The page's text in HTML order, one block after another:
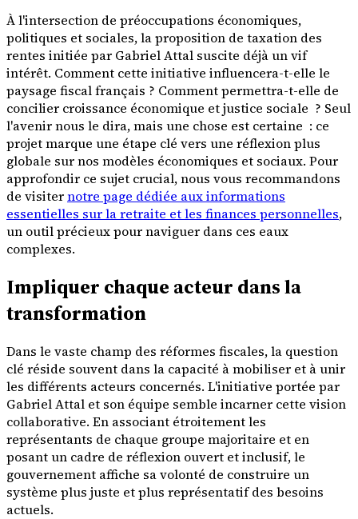
À l'intersection de préoccupations économiques,
politiques et sociales, la proposition de taxation des
rentes initiée par Gabriel Attal suscite déjà un vif
intérêt. Comment cette initiative influencera-t-elle le
paysage fiscal français ? Comment permettra-t-elle de
concilier croissance économique et justice sociale ? Seul
l'avenir nous le dira, mais une chose est certaine : ce
projet marque une étape clé vers une réflexion plus
globale sur nos modèles économiques et sociaux. Pour
approfondir ce sujet crucial, nous vous recommandons
de visiternotre page dédiée aux informations
essentielles sur la retraite et les finances personnelles,
un outil précieux pour naviguer dans ces eaux
complexes.
Impliquer chaque acteur dans la
transformation
Dans le vaste champ des réformes fiscales, la question
clé réside souvent dans la capacité à mobiliser et à unir
les différents acteurs concernés. L'initiative portée par
Gabriel Attal et son équipe semble incarner cette vision
collaborative. En associant étroitement les
représentants de chaque groupe majoritaire et en
posant un cadre de réflexion ouvert et inclusif, le
gouvernement affiche sa volonté de construire un
système plus juste et plus représentatif des besoins
actuels.